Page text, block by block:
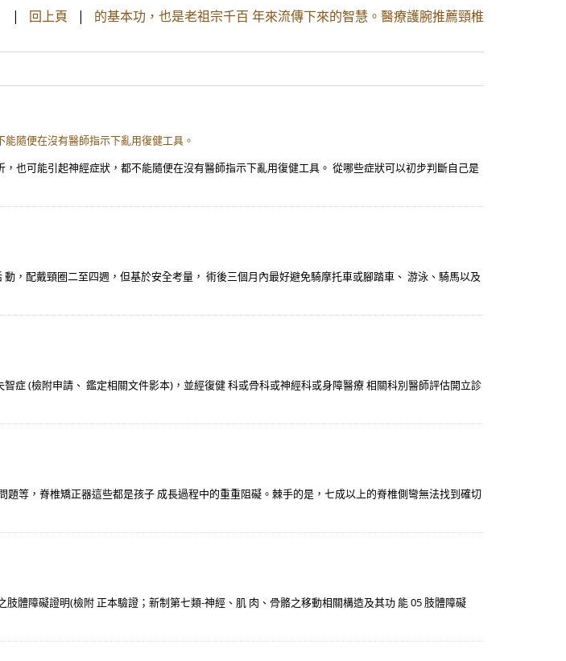
| 回上頁 | 的基本功，也是老祖宗千百 年來流傳下來的智慧。醫療護腕推薦頸椎
隨便在沒有醫師指示下亂用復健工具。
也可能引起神經症狀，都不能隨便在沒有醫師指示下亂用復健工具。 從哪些症狀可以初步判斷自己是
，配戴頸圈二至四週，但基於安全考量， 術後三個月內最好避免騎摩托車或腳踏車、 游泳、騎馬以及
症 (檢附申請、 鑑定相關文件影本)，並經復健 科或骨科或神經科或身障醫療 相關科別醫師評估開立診
等，脊椎矯正器這些都是孩子 成長過程中的重重阻礙。棘手的是，七成以上的脊椎側彎無法找到確切
體障礙證明(檢附 正本驗證；新制第七類-神經、肌 肉、骨骼之移動相關構造及其功 能 05 肢體障礙